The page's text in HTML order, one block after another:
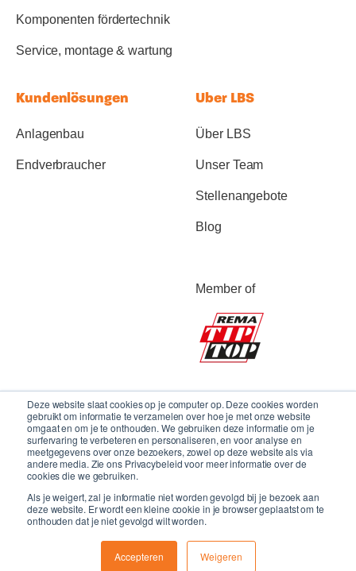
Deze website slaat cookies op je computer op. Deze cookies worden
gebruikt om informatie te verzamelen over hoe je met onze website
omgaat en om je te onthouden. We gebruiken deze informatie om je
surfervaring te verbeteren en personaliseren, en voor analyse en
meetgegevens over onze bezoekers, zowel op deze website als via
andere media. Zie ons Privacybeleid voor meer informatie over de
cookies die we gebruiken.
Als je weigert, zal je informatie niet worden gevolgd bij je bezoek aan
deze website. Er wordt een kleine cookie in je browser geplaatst om te
onthouden dat je niet gevolgd wilt worden.
Accepteren Weigeren
Komponenten fördertechnik
Service, montage & wartung
Kundenlösungen
Anlagenbau
Endverbraucher
Uber LBS
Über LBS
Unser Team
Stellenangebote
Blog
Member of
Copyright 2024 © LBS Conveyor Belts BV